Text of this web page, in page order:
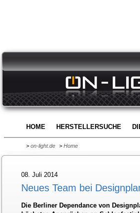
HOME HERSTELLERSUCHE
> on-light.de > Home
08. Juli 2014
Neues Team bei
Die Berliner Dependance von